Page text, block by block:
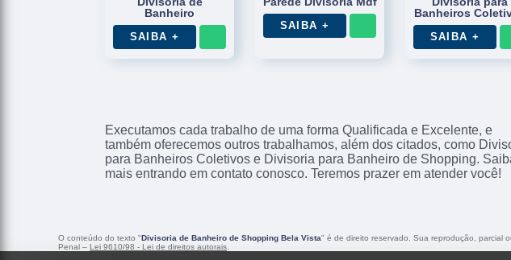
Banheiro
SAIBA +
SAIBA +
Banheiros
SAIBA +
Executamos cada trabalho de uma forma Qualificada e Excelente, e
também oferecemos outros trabalhamos, além dos citados, como
para Banheiros Coletivos e Divisoria para Banheiro de Shopping.
mais entrando em contato conosco. Teremos prazer em atender você!
O conteúdo do texto "Divisoria de Banheiro de Shopping Bela Vista" é de direito reservado. Sua reprodução, parcial
Penal – Lei 9610/98 - Lei de direitos autorais.